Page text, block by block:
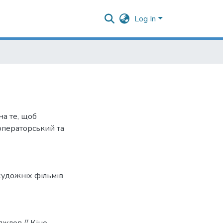
Log In
те, щоб
та
фільмів